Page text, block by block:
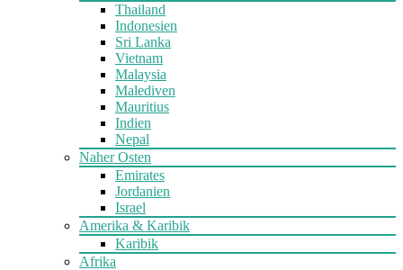
Thailand
Indonesien
Sri Lanka
Vietnam
Malaysia
Malediven
Mauritius
Indien
Nepal
Naher Osten
Emirates
Jordanien
Israel
Amerika & Karibik
Karibik
Afrika